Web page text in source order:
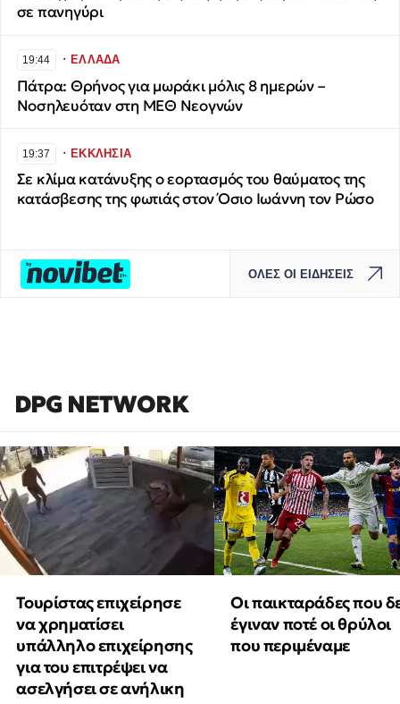
σε πανηγύρι
19:44 ∙ΕΛΛΑΔΑ
Πάτρα: Θρήνος για μωράκι μόλις 8 ημερών –
Νοσηλευόταν στη ΜΕΘ Νεογνών
19:37 ∙ΕΚΚΛΗΣΙΑ
Σε κλίμα κατάνυξης ο εορτασμός του θαύματος της
κατάσβεσης της φωτιάς στον Όσιο Ιωάννη τον Ρώσο
ΟΛΕΣ ΟΙ ΕΙΔΗΣΕΙΣ
DPG NETWORK
Τουρίστας επιχείρησε
να χρηματίσει
υπάλληλο επιχείρησης
για του επιτρέψει να
ασελγήσει σε ανήλικη
Οι παικταράδες που
έγιναν ποτέ οι θρύλοι
που περιμέναμε